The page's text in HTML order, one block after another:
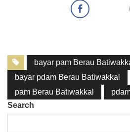
bayar pam Berau
bayar pdam Berau Batiwakkal
pam Berau Batiwakkal
Search